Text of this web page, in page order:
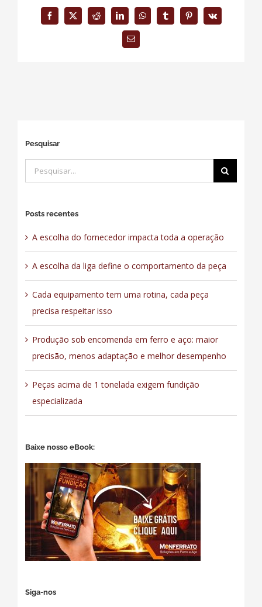
Facebook
X Reddit LinkedInWhatsAppTumblrPinterest
Vk
E-
mail
Pesquisar
Buscar
resultados
Posts recentes
A escolha do fornecedor impacta toda a operação
A escolha da liga define o comportamento da peça
Cada equipamento tem uma rotina, cada peça
precisa respeitar isso
Produção sob encomenda em ferro e aço: maior
precisão, menos adaptação e melhor desempenho
Peças acima de 1 tonelada exigem fundição
especializada
Baixe nosso eBook:
Siga-nos